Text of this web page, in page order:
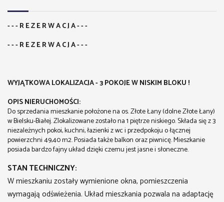
- - - R E Z E R W A C J A - - -
- - - R E Z E R W A C J A - - -
WYJĄTKOWA LOKALIZACJA - 3 POKOJE W NISKIM BLOKU !
OPIS NIERUCHOMOŚCI:
Do sprzedania mieszkanie położonena os. Złote Łany (dolne Złote Łany)
w Bielsku-Białej. Zlokalizowane zostało na 1 piętrze niskiego. Składa się z 3
niezależnych pokoi, kuchni, łazienki z wc i przedpokoju o łącznej
powierzchni 49,40 m2. Posiada także balkon oraz piwnicę. Mieszkanie
posiada bardzo fajny układ dzięki czemu jest jasne i słoneczne.
STAN TECHNICZNY:
W mieszkaniu zostały wymienione okna, pomieszczenia
wymagają odświeżenia. Układ mieszkania pozwala na adaptację